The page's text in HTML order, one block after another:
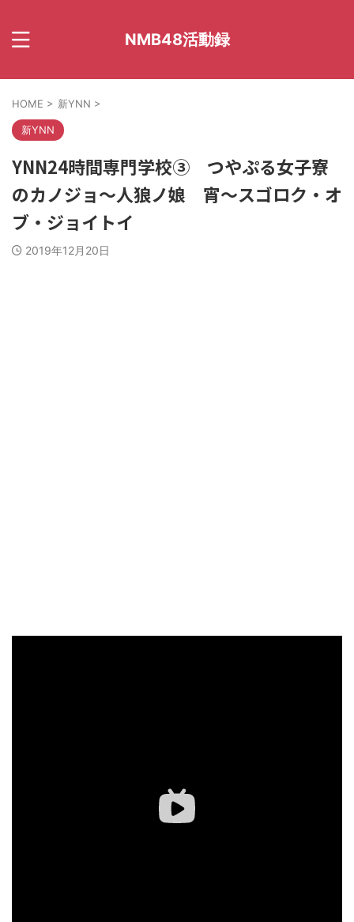
NMB48活動録
HOME > 新YNN >
新YNN
YNN24時間専門学校③ つやぷる女子寮
のカノジョ～人狼ノ娘 宵～スゴロク・オ
ブ・ジョイトイ
2019年12月20日